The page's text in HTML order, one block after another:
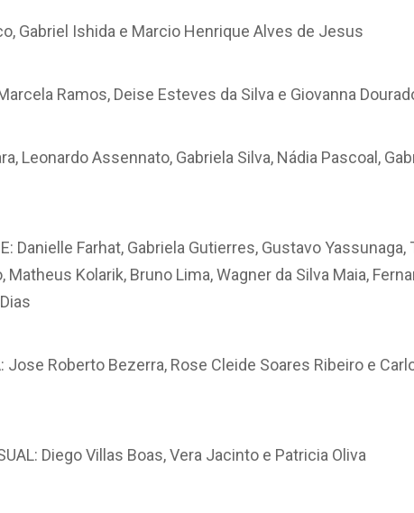
Gabriel Ishida e Marcio Henrique Alves de Jesus
Ramos, Deise Esteves da Silva e Giovanna
Leonardo Assennato, Gabriela Silva, Nádia Pascoal,
Danielle Farhat, Gabriela Gutierres, Gustavo Yassunaga,
Kolarik, Bruno Lima, Wagner da Silva Maia,
Jose Roberto Bezerra, Rose Cleide Soares Ribeiro e
Diego Villas Boas, Vera Jacinto e Patricia Oliva